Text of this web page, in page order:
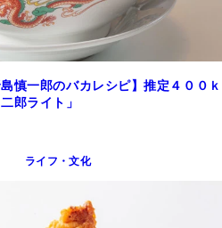
慎一郎のバカレシピ】推定４００ｋ
郎ライト」
ライフ・文化